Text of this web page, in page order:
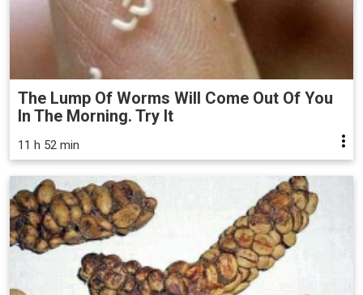
The Lump Of Worms Will Come Out Of You
In The Morning. Try It
11 h 52 min